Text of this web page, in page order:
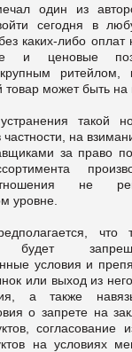
один из
сегодня в
каких-либо оплат
и ценовые
ритейлом,
товар может быть на
такой
частности, на
за право
не
уровне.
будет
условия и
или выход из
а также
о запрете на
согласование
на условиях